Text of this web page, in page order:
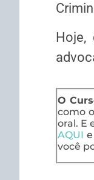
Hoje,
O
como
oral. E
AQUI
você